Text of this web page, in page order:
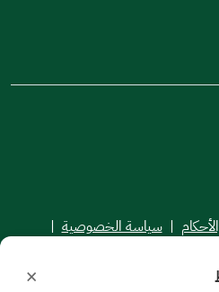
| سياسة الخصوصية |
الإلكترونية © 2026 ×